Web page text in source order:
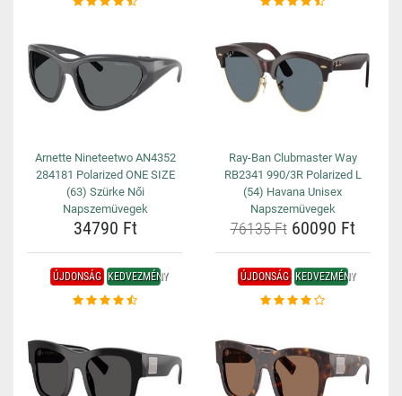
Arnette Nineteetwo AN4352
284181 Polarized ONE SIZE
(63) Szürke Női
Napszemüvegek
34790 Ft
Ray-Ban Clubmaster Way
RB2341 990/3R Polarized L
(54) Havana Unisex
Napszemüvegek
76135 Ft60090 Ft
ÚJDONSÁG KEDVEZMÉNY ÚJDONSÁG KEDVEZMÉNY